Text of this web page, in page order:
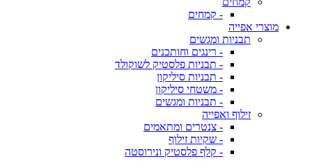
- קמחים
מוצרי אפייה
תבניות ומגשים
- רינגים וחותכנים
- תבניות פלסטיק לשוקולד
- תבניות סיליקון
- משטחי סיליקון
- תבניות ומגשים
זילוף ואפייה
- צנטרים ומתאמים
- שקיות זילוף
- קלף פלסטיק ונירוסטה